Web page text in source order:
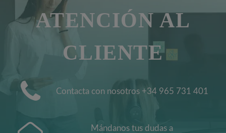
ATENCIÓN AL
CLIENTE
Contacta con nosotros +34 965 731 401
Mándanos tus dudas a